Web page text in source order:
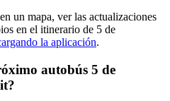
un mapa, ver las actualizaciones
en el itinerario de 5 de
la aplicación.
autobús 5 de